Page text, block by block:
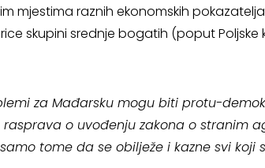
mjestima raznih ekonomskih
skupini srednje bogatih (poput
za Mađarsku mogu biti protu-
o uvođenju zakona o stranim
tome da se obilježe i kazne svi koji